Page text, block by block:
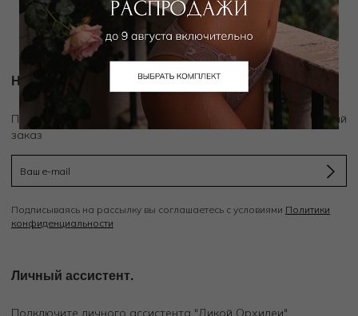
Новости и акции
Подпишитесь на рассылку и получите скидку 10%
на первый
заказ
Подписываясь на рассылку вы соглашаетесь с условиями Политики
конфиденциальности
Личный ассистент.
Подключите личного ассистента "Дикой Орхидеи"